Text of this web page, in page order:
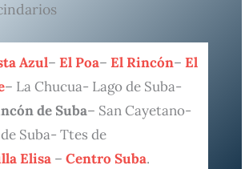
Azul– El Poa– El Rincón– El
– La Chucua- Lago de Suba-
de Suba– San Cayetano-
Suba- Ttes de
Elisa– Centro Suba.